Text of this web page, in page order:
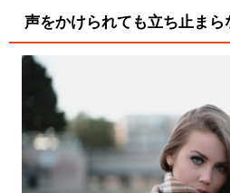
声をかけられても立ち止まら